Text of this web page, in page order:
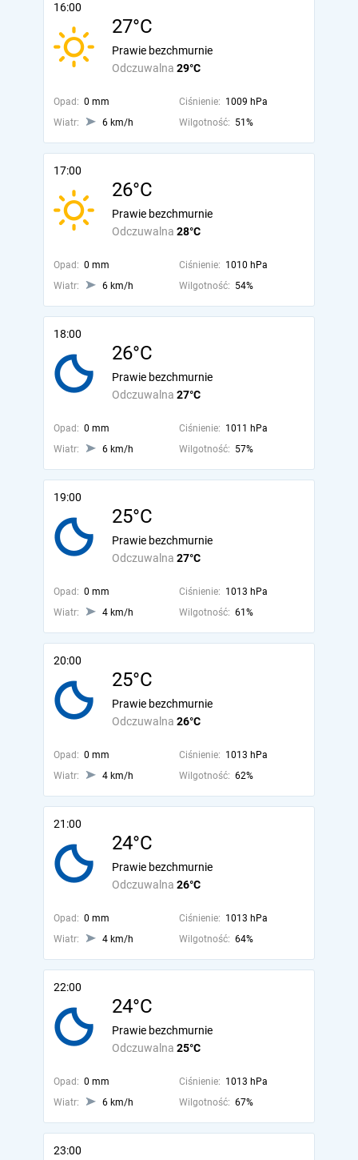
16:00
27°C
Odczuwalna 29°C
Prawie bezchmurnie
Opad: 0 mm Ciśnienie: 1009 hPa
Wiatr:
6 km/h Wilgotność: 51%
17:00
26°C
Odczuwalna 28°C
Prawie bezchmurnie
Opad: 0 mm Ciśnienie: 1010 hPa
Wiatr:
6 km/h Wilgotność: 54%
18:00
26°C
Odczuwalna 27°C
Prawie bezchmurnie
Opad: 0 mm Ciśnienie: 1011 hPa
Wiatr:
6 km/h Wilgotność: 57%
19:00
25°C
Odczuwalna 27°C
Prawie bezchmurnie
Opad: 0 mm Ciśnienie: 1013 hPa
Wiatr:
4 km/h Wilgotność: 61%
20:00
25°C
Odczuwalna 26°C
Prawie bezchmurnie
Opad: 0 mm Ciśnienie: 1013 hPa
Wiatr:
4 km/h Wilgotność: 62%
21:00
24°C
Odczuwalna 26°C
Prawie bezchmurnie
Opad: 0 mm Ciśnienie: 1013 hPa
Wiatr:
4 km/h Wilgotność: 64%
22:00
24°C
Odczuwalna 25°C
Prawie bezchmurnie
Opad: 0 mm Ciśnienie: 1013 hPa
Wiatr:
6 km/h Wilgotność: 67%
23:00